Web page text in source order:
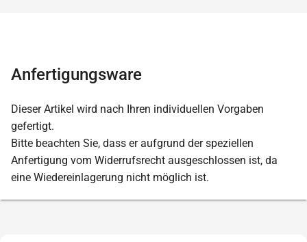
Anfertigungsware
Dieser Artikel wird nach Ihren individuellen Vorgaben
gefertigt.
Bitte beachten Sie, dass er aufgrund der speziellen
Anfertigung vom Widerrufsrecht ausgeschlossen ist, da
eine Wiedereinlagerung nicht möglich ist.